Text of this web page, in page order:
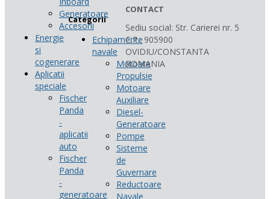
Generatoare
Accesorii
Energie
si
cogenerare
Aplicatii
speciale
Fischer
Panda
-
aplicatii
auto
Fischer
Panda
-
generatoare
Categorii
Echipamente
navale
Motoare
Propulsie
Motoare
Auxiliare
Diesel-
Generatoare
Pompe
Sisteme
de
Guvernare
Reductoare
Navale
CONTACT
Sediu social: Str. Carierei nr. 5
C.P.: 905900
OVIDIU/CONSTANTA
ROMANIA